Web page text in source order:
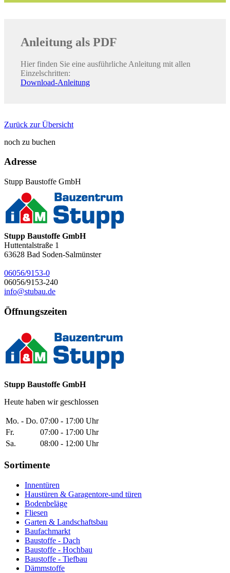
Anleitung als PDF
Hier finden Sie eine ausführliche Anleitung mit allen
Einzelschritten:
Download-Anleitung
Zurück zur Übersicht
noch zu buchen
Adresse
Stupp Baustoffe GmbH
Stupp Baustoffe GmbH
Huttentalstraße 1
63628 Bad Soden-Salmünster
06056/9153-0
06056/9153-240
info@stubau.de
Öffnungszeiten
Stupp Baustoffe GmbH
Heute haben wir geschlossen
Mo. - Do. 07:00 - 17:00 Uhr
Fr.
07:00 - 17:00 Uhr
Sa.
08:00 - 12:00 Uhr
Sortimente
Innentüren
Haustüren & Garagentore-und türen
Bodenbeläge
Fliesen
Garten & Landschaftsbau
Baufachmarkt
Baustoffe - Dach
Baustoffe - Hochbau
Baustoffe - Tiefbau
Dämmstoffe